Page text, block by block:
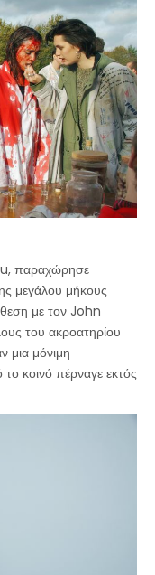
παραχώρησε
μεγάλου μήκους
με τον John
του ακροατηρίου
μια μόνιμη
κοινό πέρναγε εκτός